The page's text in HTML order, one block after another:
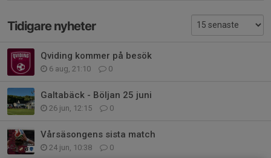
Tidigare nyheter
Qviding kommer på besök
6 aug, 21:10 0
Galtabäck - Böljan 25 juni
26 jun, 12:15 0
Vårsäsongens sista match
24 jun, 10:38 0